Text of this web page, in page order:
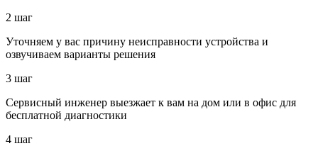
2 шаг
Уточняем у вас причину неисправности устройства и
озвучиваем варианты решения
3 шаг
Сервисный инженер выезжает к вам на дом или в офис для
бесплатной диагностики
4 шаг